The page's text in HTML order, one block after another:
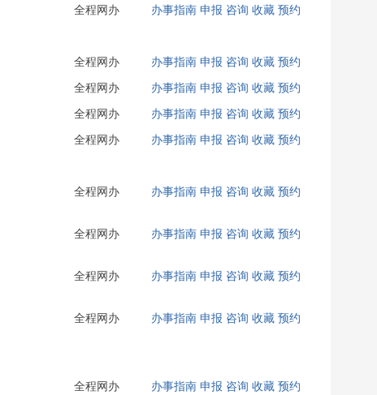
全程网办 办事指南 申报 咨询 收藏 预约
全程网办 办事指南 申报 咨询 收藏 预约
全程网办 办事指南 申报 咨询 收藏 预约
全程网办 办事指南 申报 咨询 收藏 预约
全程网办 办事指南 申报 咨询 收藏 预约
全程网办 办事指南 申报 咨询 收藏 预约
全程网办 办事指南 申报 咨询 收藏 预约
全程网办 办事指南 申报 咨询 收藏 预约
全程网办 办事指南 申报 咨询 收藏 预约
全程网办 办事指南 申报 咨询 收藏 预约